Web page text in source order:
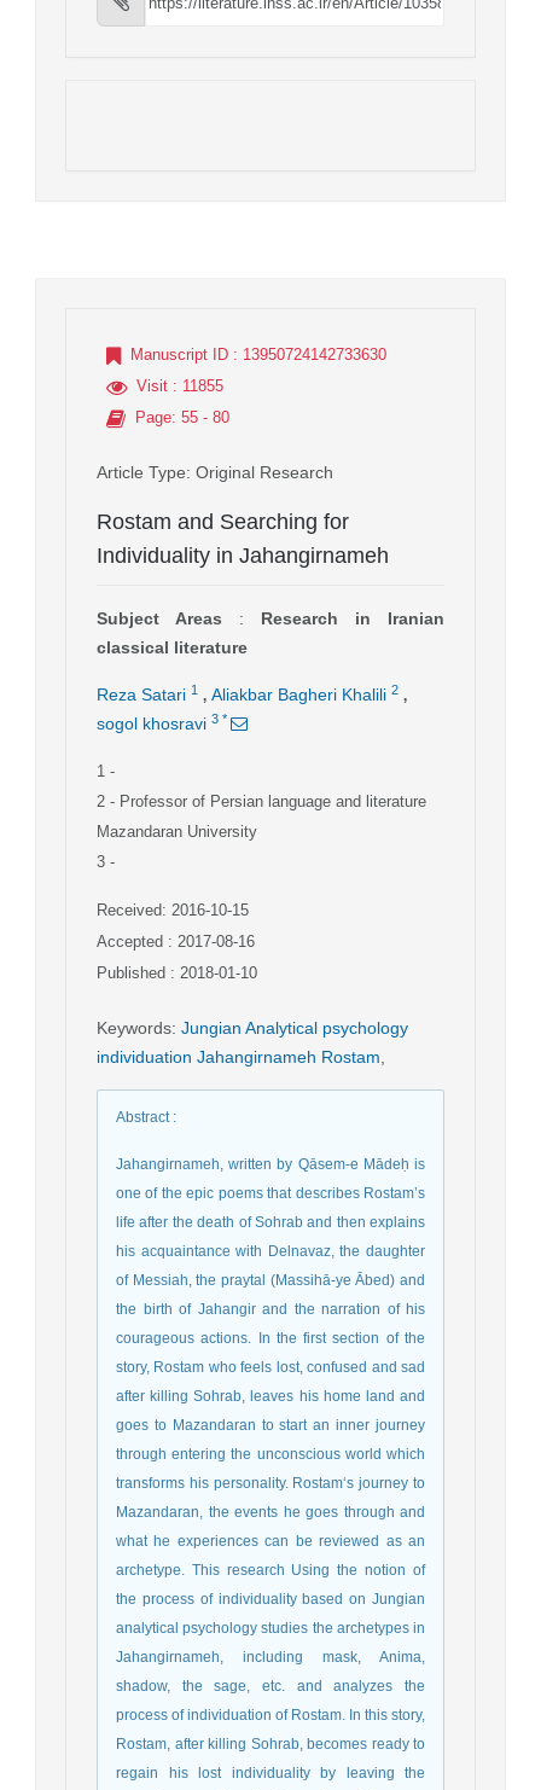
Manuscript ID : 13950724142733630
Visit : 11855
Page: 55 - 80
Article Type: Original Research
Rostam and Searching for
Individuality in Jahangirnameh
Subject Areas : Research in Iranian
classical literature
Reza Satari 1 , Aliakbar Bagheri Khalili 2 ,
sogol khosravi 3 *
1 -
2 - Professor of Persian language and literature
Mazandaran University
3 -
Received: 2016-10-15
Accepted : 2017-08-16
Published : 2018-01-10
Keywords: Jungian Analytical psychology
individuation Jahangirnameh Rostam
Abstract:
Jahangirnameh, written by Qāsem-e Mādeḥ is
one of the epic poems that describes Rostam’s
life after the death of Sohrab and then explains
his acquaintance with Delnavaz, the daughter
of Messiah, the praytal (Massihā-ye Ābed) and
the birth of Jahangir and the narration of his
courageous actions. In the first section of the
story, Rostam who feels lost, confused and sad
after killing Sohrab, leaves his home land and
goes to Mazandaran to start an inner journey
through entering the unconscious world which
transforms his personality. Rostam‘s journey to
Mazandaran, the events he goes through and
what he experiences can be reviewed as an
archetype. This research Using the notion of
the process of individuality based on Jungian
analytical psychology studies the archetypes in
Jahangirnameh, including mask, Anima,
shadow, the sage, etc. and analyzes the
process of individuation of Rostam. In this story,
Rostam, after killing Sohrab, becomes ready to
regain his lost individuality by leaving the